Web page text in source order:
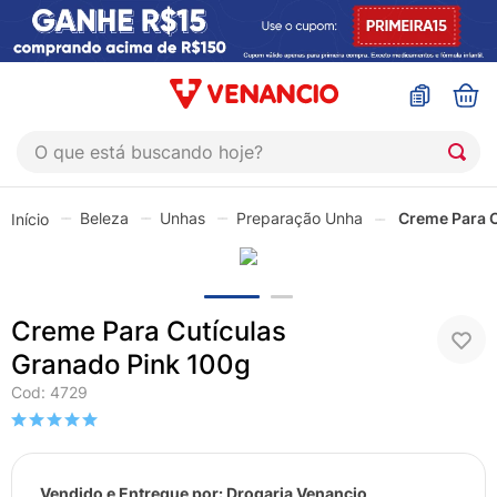
O que está buscando hoje?
Beleza Unhas Preparação Unha Creme Para
Creme Para Cutículas
Granado Pink 100g
Cod: 4729
Vendido e Entregue por: Drogaria Venancio
coristina
4º
fly gotas
protetor solar